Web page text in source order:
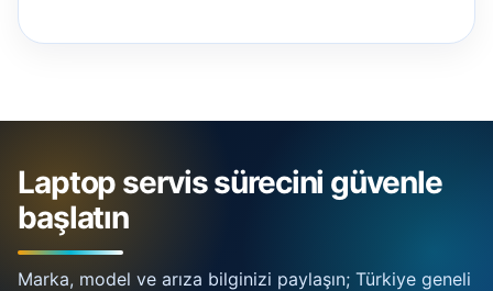
Laptop servis sürecini güvenle
başlatın
Marka, model ve arıza bilginizi paylaşın; Türkiye geneli